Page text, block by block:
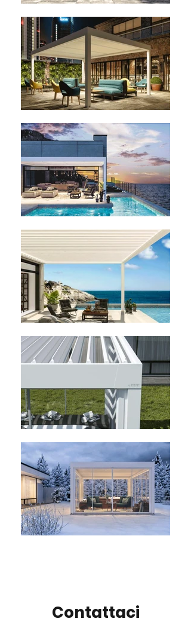
Contattaci